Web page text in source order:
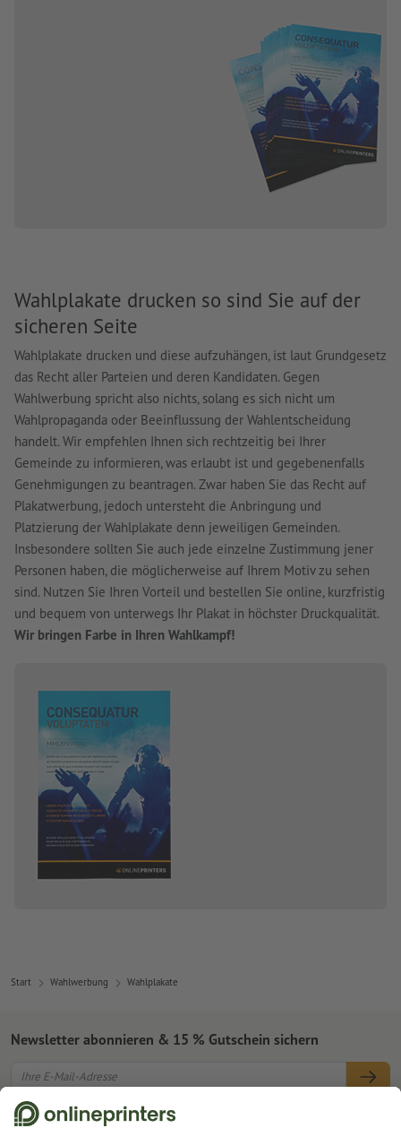
Wahlplakate drucken so sind Sie auf der
sicheren Seite
Wahlplakate drucken und diese aufzuhängen, ist laut Grundgesetz
das Recht aller Parteien und deren Kandidaten. Gegen
Wahlwerbung spricht also nichts, solang es sich nicht um
Wahlpropaganda oder Beeinflussung der Wahlentscheidung
handelt. Wir empfehlen Ihnen sich rechtzeitig bei Ihrer
Gemeinde zu informieren, was erlaubt ist und gegebenenfalls
Genehmigungen zu beantragen. Zwar haben Sie das Recht auf
Plakatwerbung, jedoch untersteht die Anbringung und
Platzierung der Wahlplakate denn jeweiligen Gemeinden.
Insbesondere sollten Sie auch jede einzelne Zustimmung jener
Personen haben, die möglicherweise auf Ihrem Motiv zu sehen
sind. Nutzen Sie Ihren Vorteil und bestellen Sie online, kurzfristig
und bequem von unterwegs Ihr Plakat in höchster Druckqualität.
Wir bringen Farbe in Ihren Wahlkampf!
Start Wahlwerbung Wahlplakate
Newsletter abonnieren & 15 % Gutschein sichern